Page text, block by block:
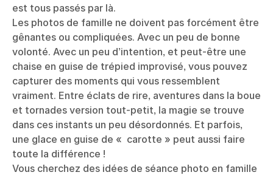
est tous passés par là.
Les photos de famille ne doivent pas forcément être
gênantes ou compliquées. Avec un peu de bonne
volonté. Avec un peu d’intention, et peut-être une
chaise en guise de trépied improvisé, vous pouvez
capturer des moments qui vous ressemblent
vraiment. Entre éclats de rire, aventures dans la boue
et tornades version tout-petit, la magie se trouve
dans ces instants un peu désordonnés. Et parfois,
une glace en guise de « carotte » peut aussi faire
toute la différence !
Vous cherchez des idées de séance photo en famille